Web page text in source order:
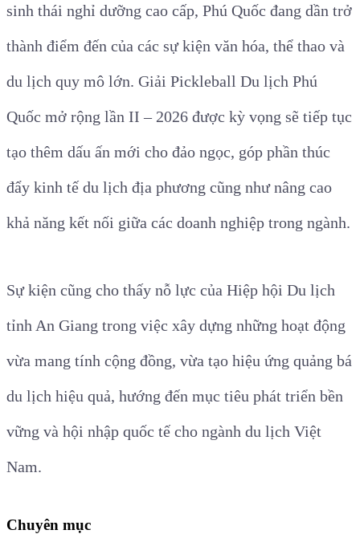
sinh thái nghỉ dưỡng cao cấp, Phú Quốc đang dần trở
thành điểm đến của các sự kiện văn hóa, thể thao và
du lịch quy mô lớn. Giải Pickleball Du lịch Phú
Quốc mở rộng lần II – 2026 được kỳ vọng sẽ tiếp tục
tạo thêm dấu ấn mới cho đảo ngọc, góp phần thúc
đẩy kinh tế du lịch địa phương cũng như nâng cao
khả năng kết nối giữa các doanh nghiệp trong ngành.
Sự kiện cũng cho thấy nỗ lực của Hiệp hội Du lịch
tỉnh An Giang trong việc xây dựng những hoạt động
vừa mang tính cộng đồng, vừa tạo hiệu ứng quảng bá
du lịch hiệu quả, hướng đến mục tiêu phát triển bền
vững và hội nhập quốc tế cho ngành du lịch Việt
Nam.
Chuyên mục